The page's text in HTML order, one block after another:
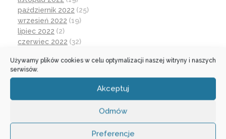
Używamy plików cookies w celu optymalizacji naszej witryny i naszych
serwisów.
Akceptuj
Odmów
Preferencje
październik 2022 (25)
wrzesień 2022 (19)
lipiec 2022 (2)
czerwiec 2022 (32)
kwiecień 2022(1)
marzec 2022
czerwiec 2021(27)